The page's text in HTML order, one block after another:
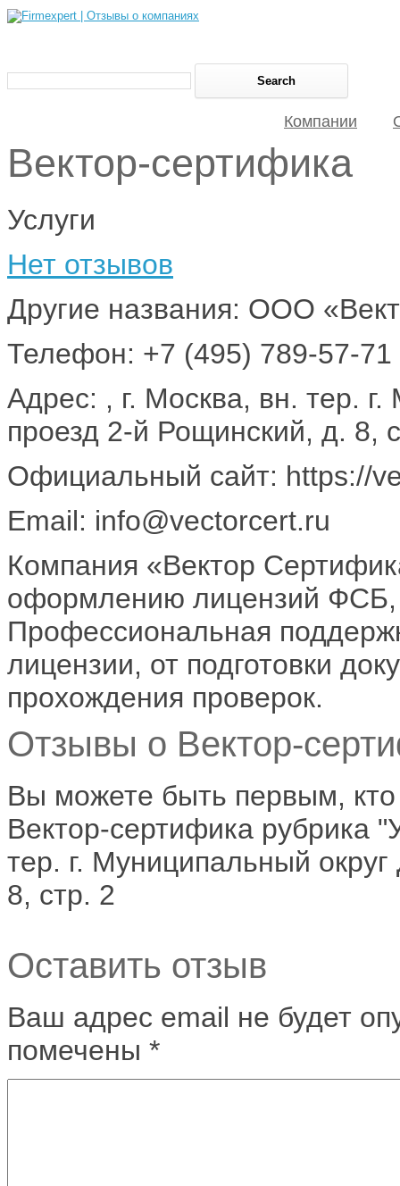
Компании
Вектор-сертифика
Услуги
Нет отзывов
Другие названия: ООО
Телефон: +7 (495) 789-57-71
Адрес: , г. Москва, вн. тер.
проезд 2-й Рощинский, д. 8,
Официальный сайт: https://
Email: info@vectorcert.ru
Компания «Вектор
оформлению лицензий
Профессиональная
лицензии, от подготовки
прохождения проверок.
Отзывы о Вектор-
Вы можете быть первым,
Вектор-сертифика рубрика
тер. г. Муниципальный
8, стр. 2
Оставить отзыв
Ваш адрес email не будет
помечены *